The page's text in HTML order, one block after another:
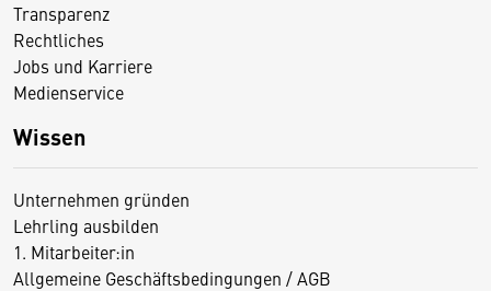
Transparenz
Rechtliches
Jobs und Karriere
Medienservice
Wissen
Unternehmen gründen
Lehrling ausbilden
1. Mitarbeiter:in
Allgemeine Geschäftsbedingungen / AGB